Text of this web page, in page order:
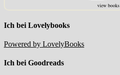
view books
Ich bei Lovelybooks
Powered by LovelyBooks
Ich bei Goodreads